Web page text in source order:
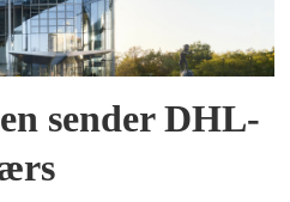
sender DHL-